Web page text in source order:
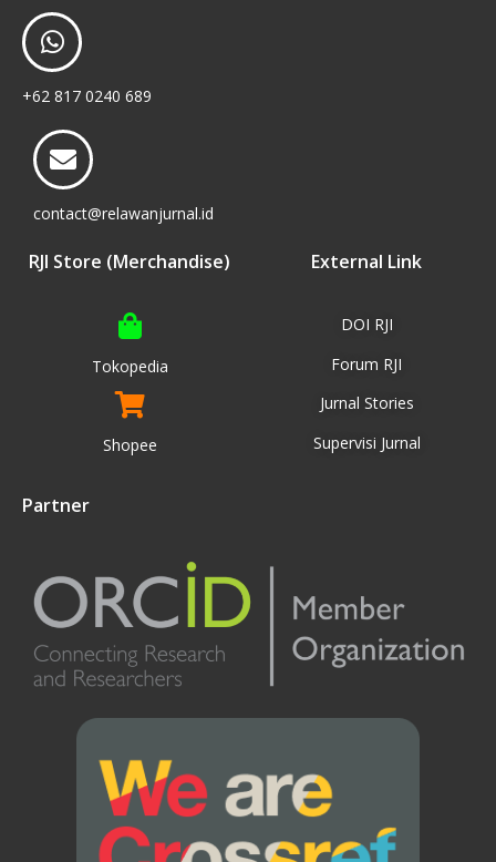
+62 817 0240 689
contact@relawanjurnal.id
RJI Store (Merchandise)
Tokopedia
Shopee
External Link
DOI RJI
Forum RJI
Jurnal Stories
Supervisi Jurnal
Partner